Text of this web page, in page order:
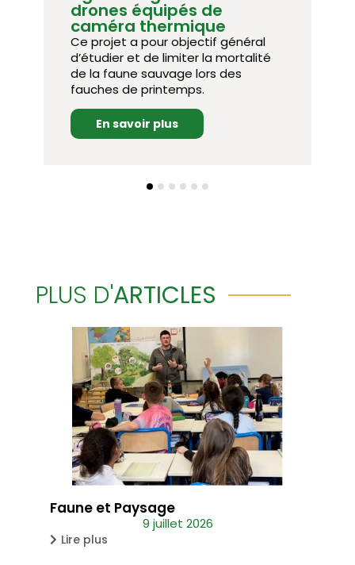
région Île-de-France, plus de 1 000
cerfs, 12 000 chevreuils et 24 000
sangliers prélevés annuellement au
cours des deux dernières saisons
cynégétiques.
En savoir plus
PLUS D'ARTICLES
Faune et Paysage
9 juillet 2026
Lire plus